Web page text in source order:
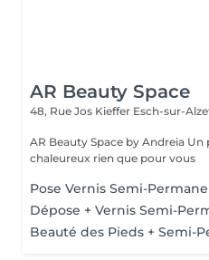
AR Beauty Space
48, Rue Jos Kieffer Esch-sur-
AR Beauty Space by Andreia Un petit cocon cozy, simple et
chaleureux rien que pour vous
Pose Vernis Semi-
Dépose + Vernis Semi-
Beauté des Pieds + Semi-